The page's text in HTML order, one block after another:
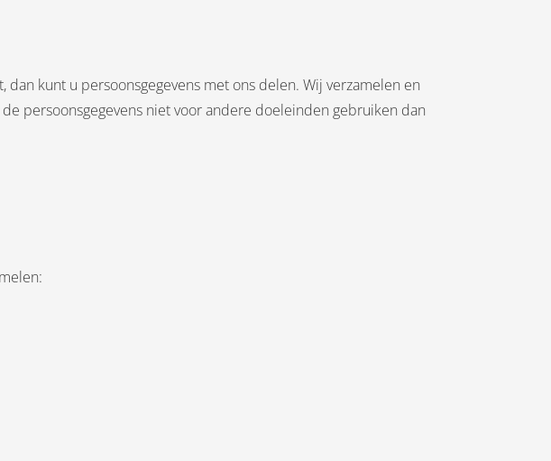
kunt u persoonsgegevens met ons delen. Wij verzamelen en
persoonsgegevens niet voor andere doeleinden gebruiken dan